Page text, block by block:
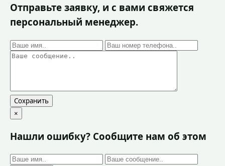
Отправьте заявку, и с вами свяжется
персональный менеджер.
Сохранить
×
Нашли ошибку? Сообщите нам об этом